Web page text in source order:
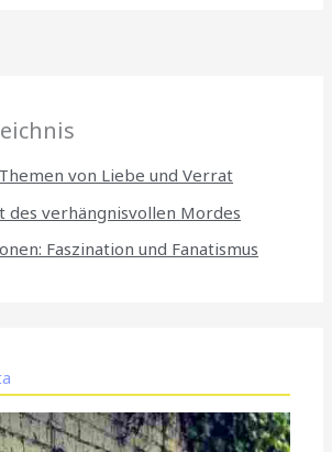
von Liebe und Verrat
des verhängnisvollen Mordes
Faszination und Fanatismus